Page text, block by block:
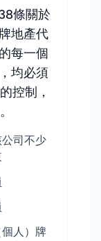
條關於
地產代
每一個
均必須
控制，
司不少
人）牌